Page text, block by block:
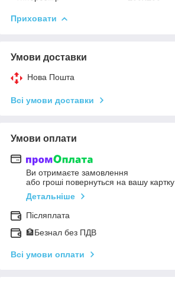
Приховати
Умови доставки
Нова Пошта
Всі умови доставки
Умови оплати
Ви отримаєте замовлення
або гроші повернуться на вашу картку
Детальніше
Післяплата
🏦Безнал без ПДВ
Всі умови оплати